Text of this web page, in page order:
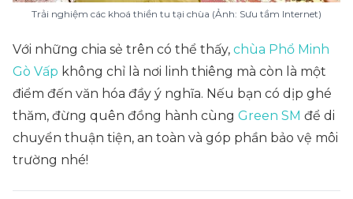
Trải nghiệm các khoá thiền tu tại chùa (Ảnh: Sưu tầm Internet)
Với những chia sẻ trên có thể thấy, chùa Phổ Minh
Gò Vấp không chỉ là nơi linh thiêng mà còn là một
điểm đến văn hóa đầy ý nghĩa. Nếu bạn có dịp ghé
thăm, đừng quên đồng hành cùng Green SM để di
chuyển thuận tiện, an toàn và góp phần bảo vệ môi
trường nhé!